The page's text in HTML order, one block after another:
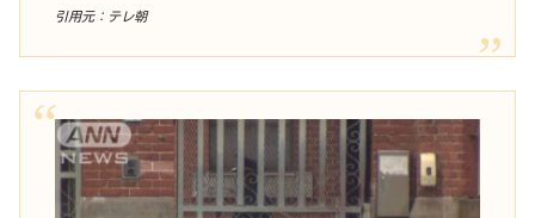
引用元：テレ朝